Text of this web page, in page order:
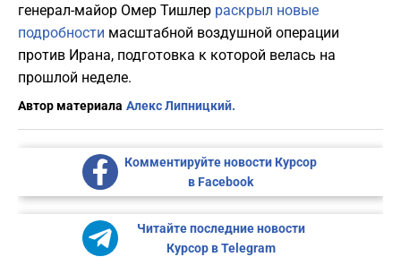
генерал-майор Омер Тишлер раскрыл новые
подробности масштабной воздушной операции
против Ирана, подготовка к которой велась на
прошлой неделе.
Автор материала Алекс Липницкий.
Комментируйте новости Курсор
в Facebook
Читайте последние новости
Курсор в Telegram